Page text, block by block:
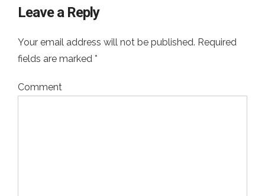
Leave a Reply
Your email address will not be published. Required
fields are marked *
Comment